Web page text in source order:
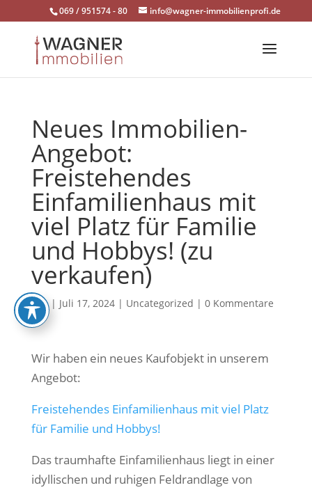
to
content
069 / 951574 - 80 info@wagner-immobilienprofi.de
Neues Immobilien-
Angebot:
Freistehendes
Einfamilienhaus mit
viel Platz für Familie
und Hobbys! (zu
verkaufen)
von | Juli 17, 2024| Uncategorized | 0 Kommentare
Wir haben ein neues Kaufobjekt in unserem
Angebot:
Freistehendes Einfamilienhaus mit viel Platz
für Familie und Hobbys!
Das traumhafte Einfamilienhaus liegt in einer
idyllischen und ruhigen Feldrandlage von